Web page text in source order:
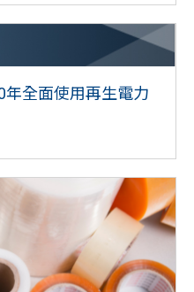
全面使用再生電力